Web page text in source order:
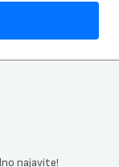
najavite!